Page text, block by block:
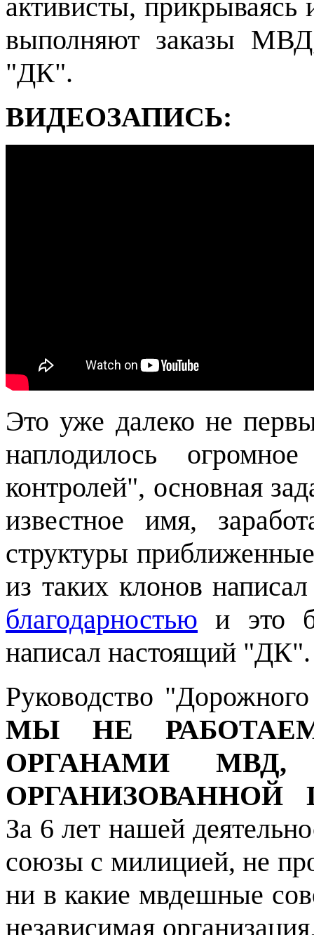
активисты, прикрываясь
выполняют заказы
"ДК".
ВИДЕОЗАПИСЬ:
Это уже далеко не
наплодилось
контролей", основная
известное имя,
структуры
из таких клонов
благодарностью и это
написал настоящий "ДК".
Руководство
МЫ НЕ
ОРГАНАМИ
ОРГАНИЗОВАННОЙ
За 6 лет нашей
союзы с милицией, не
ни в какие мвдешные
независимая